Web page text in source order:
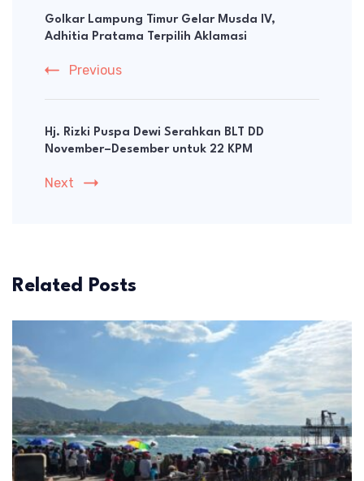
Navigation
Golkar Lampung Timur Gelar Musda IV,
Adhitia Pratama Terpilih Aklamasi
Previous
Hj. Rizki Puspa Dewi Serahkan BLT DD
November–Desember untuk 22 KPM
Next
Related Posts